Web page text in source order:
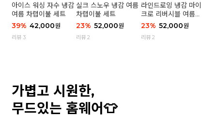
아이스 워싱 자수 냉감
여름 차렵이불 세트
39% 42,000원
리뷰 3
실크 스노우 냉감 여름
차렵이불 세트
23% 52,000원
리뷰 2
라인드로잉 냉감 마이
크로 리버시블 여름이
불 세트
23% 52,000원
리뷰 2
가볍고 시원한,
무드있는 홈웨어👕